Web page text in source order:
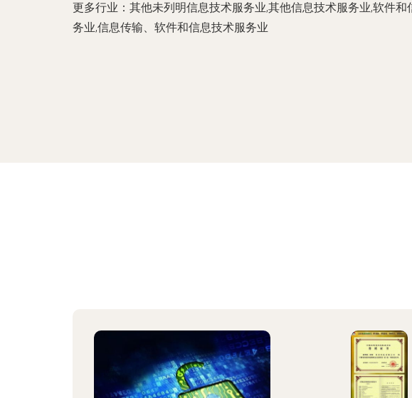
更多行业： 其他未列明信息技术服务业,其他信息技术服务业,软件和
务业,信息传输、软件和信息技术服务业